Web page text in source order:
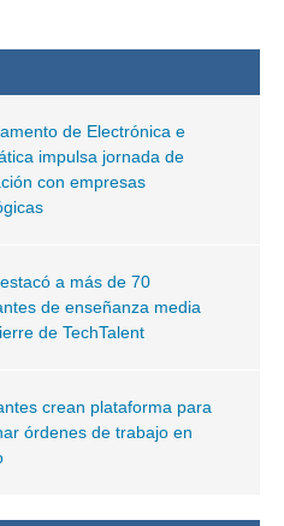
de Electrónica e
impulsa jornada de
con empresas
a más de 70
de enseñanza media
de TechTalent
crean plataforma para
órdenes de trabajo en